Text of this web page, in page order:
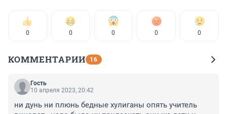
0 0 0 0 0
КОММЕНТАРИИ 16
Гость
10 апреля 2023, 20:42
ни дунь ни плюнь бедные хулиганы опять учитель